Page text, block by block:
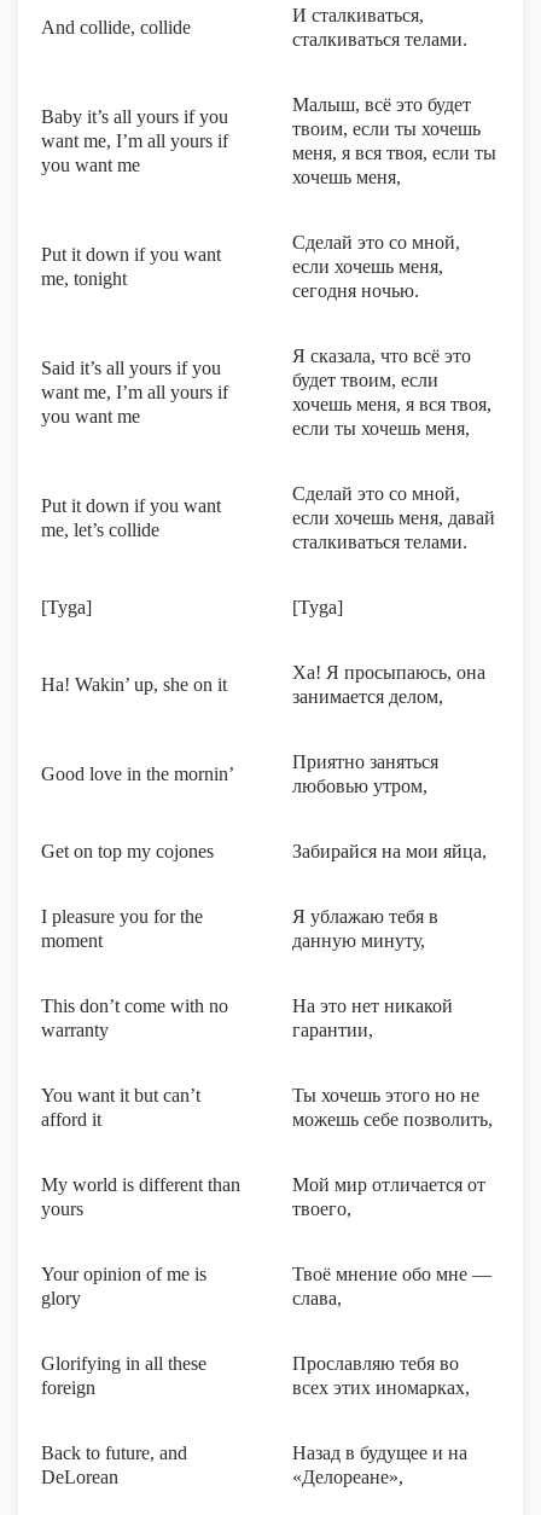
And collide, collide
И сталкиваться,
сталкиваться телами.
Baby it’s all yours if you
want me, I’m all yours if
you want me
Малыш, всё это будет
твоим, если ты хочешь
меня, я вся твоя, если ты
хочешь меня,
Put it down if you want
me, tonight
Сделай это со мной,
если хочешь меня,
сегодня ночью.
Said it’s all yours if you
want me, I’m all yours if
you want me
Я сказала, что всё это
будет твоим, если
хочешь меня, я вся твоя,
если ты хочешь меня,
Put it down if you want
me, let’s collide
Сделай это со мной,
если хочешь меня, давай
сталкиваться телами.
[Tyga] [Tyga]
Ha! Wakin’ up, she on it
Ха! Я просыпаюсь, она
занимается делом,
Good love in the mornin’
Приятно заняться
любовью утром,
Get on top my cojones Забирайся на мои яйца,
I pleasure you for the
moment
Я ублажаю тебя в
данную минуту,
This don’t come with no
warranty
На это нет никакой
гарантии,
You want it but can’t
afford it
Ты хочешь этого но не
можешь себе позволить,
My world is different than
yours
Мой мир отличается от
твоего,
Your opinion of me is
glory
Твоё мнение обо мне —
слава,
Glorifying in all these
foreign
Прославляю тебя во
всех этих иномарках,
Back to future, and
DeLorean
Назад в будущее и на
«Делореане»,